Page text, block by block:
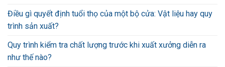
Điều gì quyết định tuổi thọ của một bộ cửa: Vật liệu hay quy
trình sản xuất?
Quy trình kiểm tra chất lượng trước khi xuất xưởng diễn ra
như thế nào?